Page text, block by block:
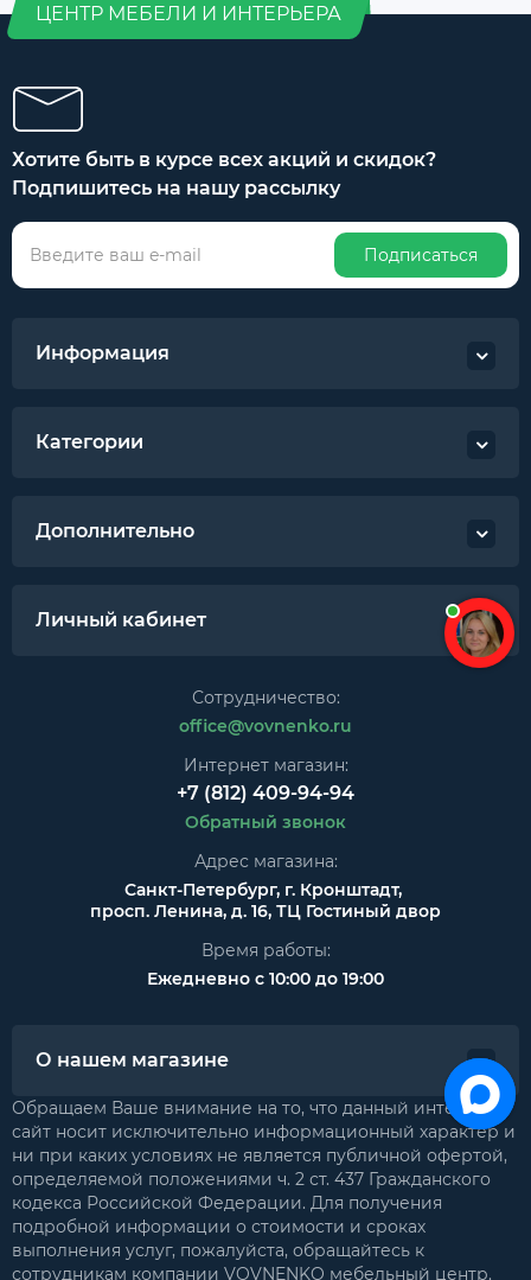
ЦЕНТР МЕБЕЛИ И ИНТЕРЬЕРА
Хотите быть в курсе всех акций и скидок?
Подпишитесь на нашу рассылку
Подписаться
Информация
Категории
Дополнительно
Личный кабинет
Сотрудничество:
office@vovnenko.ru
Интернет магазин:
+7 (812) 409-94-94
Обратный звонок
Адрес магазина:
Санкт-Петербург, г. Кронштадт,
просп. Ленина, д. 16, ТЦ Гостиный двор
Время работы:
Ежедневно с 10:00 до 19:00
О нашем магазине
Обращаем Ваше внимание на то, что данный интернет-
сайт носит исключительно информационный характер и
ни при каких условиях не является публичной офертой,
определяемой положениями ч. 2 ст. 437 Гражданского
кодекса Российской Федерации. Для получения
подробной информации о стоимости и сроках
выполнения услуг, пожалуйста, обращайтесь к
сотрудникам компании VOVNENKO мебельный центр.